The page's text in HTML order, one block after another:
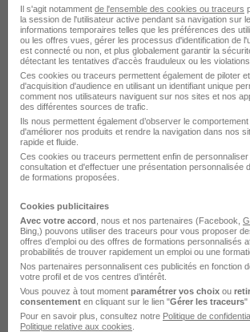
Recherches similaires
Emploi Carrossier
Emploi Automobile
Emploi Reims
Emploi Épernay
Emploi Sainte-Menehould
Emploi Sézanne
Emploi Fismes
Il s'agit notamment de l'ensemble des cookies ou traceurs
la session de l'utilisateur active pendant sa navigation sur
informations temporaires telles que les préférences des
ou les offres vues, gérer les processus d'identification de
est connecté ou non, et plus globalement garantir la
détectant les tentatives d'accès frauduleux ou les
Ces cookies ou traceurs permettent également de piloter
d'acquisition d'audience en utilisant un identifiant unique
comment nos utilisateurs naviguent sur nos sites et nos
des différentes sources de trafic.
Ils nous permettent également d’observer le
d'améliorer nos produits et rendre la navigation dans nos
rapide et fluide.
Ces cookies ou traceurs permettent enfin de
consultation et d'effectuer une présentation personnalisée
de formations proposées.
Cookies publicitaires
Avec votre accord , nous et nos partenaires (Facebook,
Bing,) pouvons utiliser des traceurs pour vous proposer
offres d’emploi ou des offres de formations personnalisés
probabilités de trouver rapidement un emploi ou une
Nos partenaires personnalisent ces publicités en fonction
votre profil et de vos centres d’intérêt.
Vous pouvez à tout moment paramétrer vos choix ou
consentement en cliquant sur le lien "Gérer les traceurs"
Pour en savoir plus, consultez notre Politique de
Politique relative aux cookies